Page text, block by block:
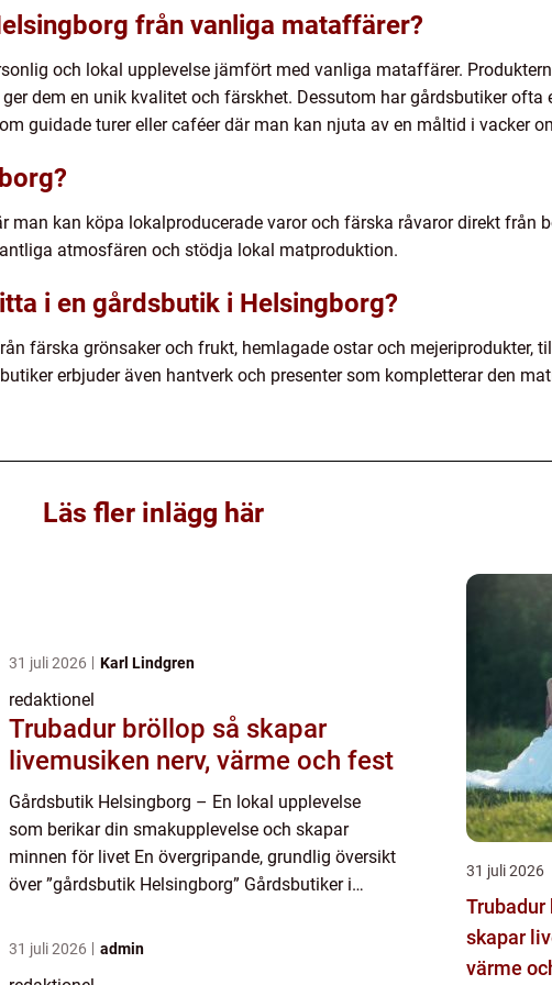
från vanliga mataffärer?
och lokal upplevelse jämfört med vanliga mataffärer.
dem en unik kvalitet och färskhet. Dessutom har gårdsbutiker ofta
guidade turer eller caféer där man kan njuta av en måltid i vacker
man kan köpa lokalproducerade varor och färska råvaror direkt från
atmosfären och stödja lokal matproduktion.
i en gårdsbutik i Helsingborg?
färska grönsaker och frukt, hemlagade ostar och mejeriprodukter,
erbjuder även hantverk och presenter som kompletterar den
Läs fler inlägg här
31 juli 2026 Karl Lindgren
redaktionel
Trubadur bröllop så skapar
livemusiken nerv, värme och fest
Gårdsbutik Helsingborg – En lokal upplevelse
som berikar din smakupplevelse och skapar
minnen för livet En övergripande, grundlig översikt
över ”gårdsbutik Helsingborg” Gårdsbutiker i
31 juli 2026 admin
31 juli 2026
Trubadur
skapar
värme